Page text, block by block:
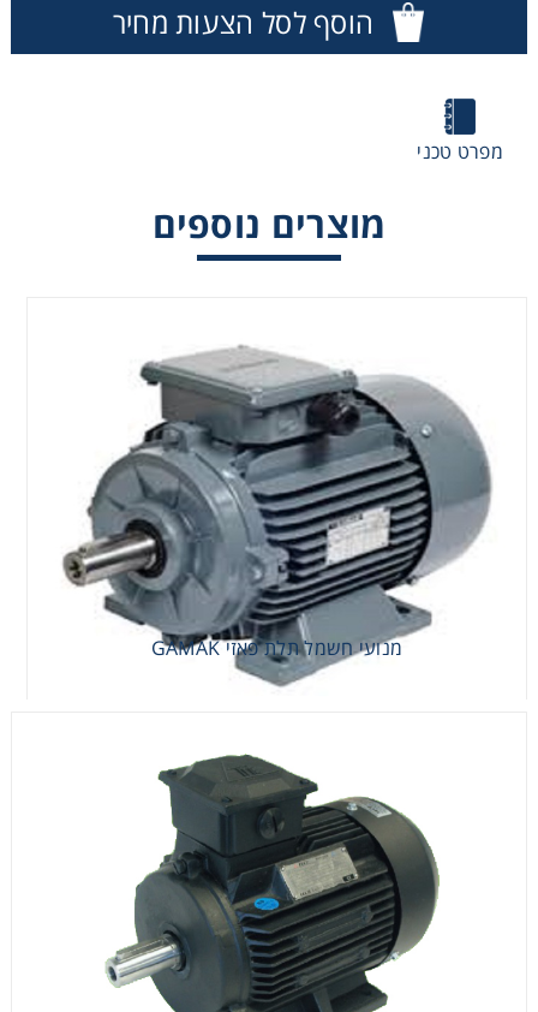
הוסף לסל הצעות מחיר
מפרט טכני
מוצרים נוספים
מנועי חשמל תלת פאזי GAMAK
מנועי חשמל תלת פאזי GAMAK
מנועי חשמל תלת פאזיים Teco-Westinghouse